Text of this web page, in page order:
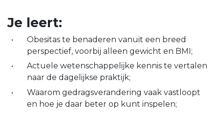
Je leert:
Obesitas te benaderen vanuit een breed
perspectief, voorbij alleen gewicht en BMI;
Actuele wetenschappelijke kennis te vertalen
naar de dagelijkse praktijk;
Waarom gedragsverandering vaak vastloopt
en hoe je daar beter op kunt inspelen;